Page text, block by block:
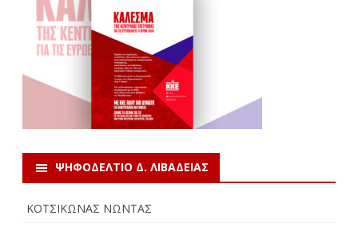
ΨΗΦΟΔΕΛΤΙΟ Δ. ΛΙΒΑΔΕΙΑΣ
ΚΟΤΣΙΚΩΝΑΣ ΝΩΝΤΑΣ